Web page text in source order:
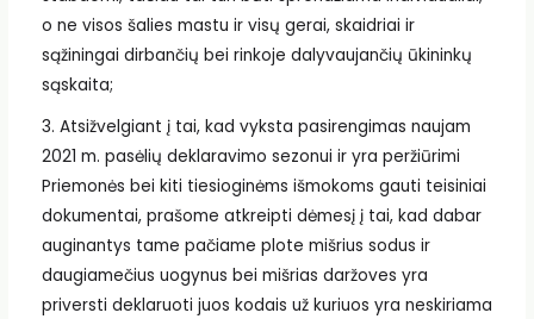
o ne visos šalies mastu ir visų gerai, skaidriai ir
sąžiningai dirbančių bei rinkoje dalyvaujančių ūkininkų
sąskaita;
3. Atsižvelgiant į tai, kad vyksta pasirengimas naujam
2021 m. pasėlių deklaravimo sezonui ir yra peržiūrimi
Priemonės bei kiti tiesioginėms išmokoms gauti teisiniai
dokumentai, prašome atkreipti dėmesį į tai, kad dabar
auginantys tame pačiame plote mišrius sodus ir
daugiamečius uogynus bei mišrias daržoves yra
priversti deklaruoti juos kodais už kuriuos yra neskiriama